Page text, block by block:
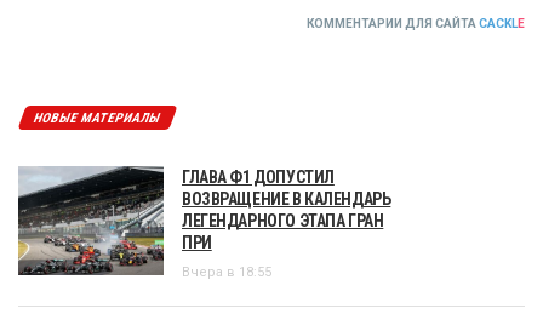
КОММЕНТАРИИ ДЛЯ САЙТА CACKLE
НОВЫЕ МАТЕРИАЛЫ
ГЛАВА Ф1 ДОПУСТИЛ
ВОЗВРАЩЕНИЕ В КАЛЕНДАРЬ
ЛЕГЕНДАРНОГО ЭТАПА ГРАН
ПРИ
Вчера в 18:55